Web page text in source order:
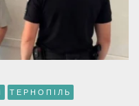
ТЕРНОПІЛЬ